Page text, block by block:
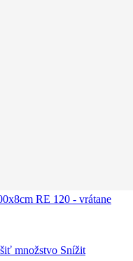
RE 120 - vrátane
množstvo Snížit